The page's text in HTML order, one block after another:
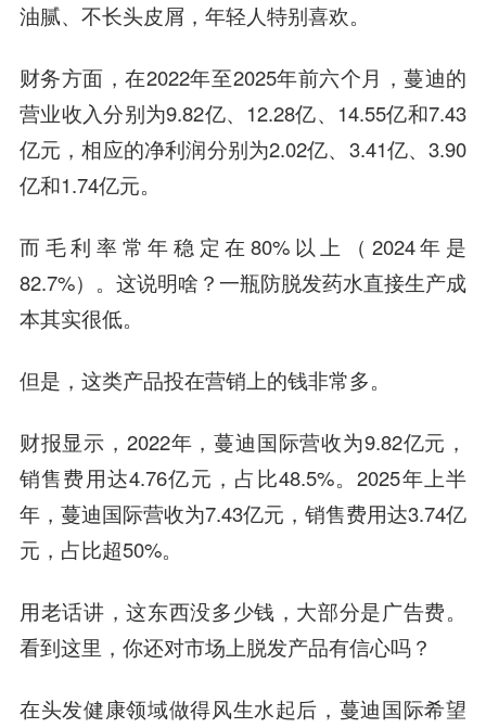
油腻、不长头皮屑，年轻人特别喜欢。
财务方面，在2022年至2025年前六个月，蔓迪的
营业收入分别为9.82亿、12.28亿、14.55亿和7.43
亿元，相应的净利润分别为2.02亿、3.41亿、3.90
亿和1.74亿元。
而毛利率常年稳定在80%以上（2024年是
82.7%）。这说明啥？一瓶防脱发药水直接生产成
本其实很低。
但是，这类产品投在营销上的钱非常多。
财报显示，2022年，蔓迪国际营收为9.82亿元，
销售费用达4.76亿元，占比48.5%。2025年上半
年，蔓迪国际营收为7.43亿元，销售费用达3.74亿
元，占比超50%。
用老话讲，这东西没多少钱，大部分是广告费。
看到这里，你还对市场上脱发产品有信心吗？
在头发健康领域做得风生水起后，蔓迪国际希望